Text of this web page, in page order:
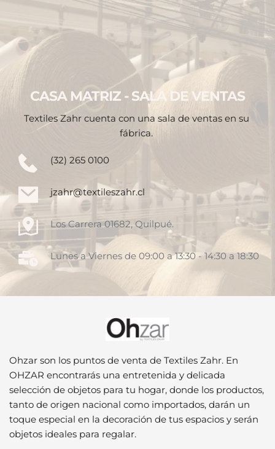
CASA MATRIZ - SALA DE VENTAS
Textiles Zahr cuenta con una sala de ventas en su
fábrica.
(32) 265 0100
jzahr@textileszahr.cl
Los Carrera 01682, Quilpué.
Lunes a Viernes de 09:00 a 13:30 - 14:30 a 18:30
Ohzar son los puntos de venta de Textiles Zahr. En
OHZAR encontrarás una entretenida y delicada
selección de objetos para tu hogar, donde los productos,
tanto de origen nacional como importados, darán un
toque especial en la decoración de tus espacios y serán
objetos ideales para regalar.